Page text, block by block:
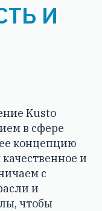
И
Kusto
в сфере
концепцию
и
с
и
чтобы